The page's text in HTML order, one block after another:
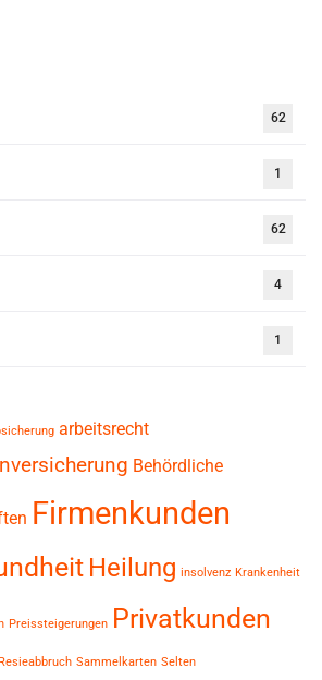
62
1
62
4
1
arbeitsrecht
Behördliche
Firmenkunden
Heilung insolvenz Krankenheit
Preissteigerungen Privatkunden
Sammelkarten Selten